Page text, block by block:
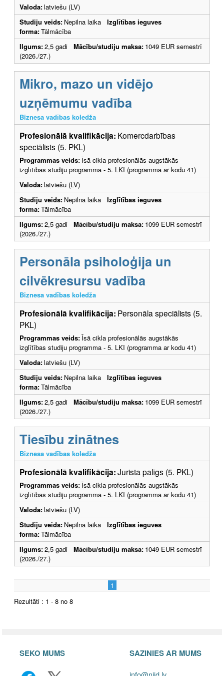
Valoda:latviešu (LV)
Studiju veids: Nepilna laika Izglītības ieguves
forma:Tālmācība
Ilgums:2,5 gadi Mācību/studiju maksa: 1049 EUR semestrī
(2026./27.)
Mikro, mazo un vidējo
uzņēmumu vadība
Biznesa vadības koledža
Profesionālā kvalifikācija: Komercdarbības
speciālists (5. PKL)
Programmas veids:Īsā cikla profesionālās augstākās
izglītības studiju programma - 5. LKI (programma ar kodu 41)
Valoda:latviešu (LV)
Studiju veids: Nepilna laika Izglītības ieguves
forma:Tālmācība
Ilgums:2,5 gadi Mācību/studiju maksa: 1099 EUR semestrī
(2026./27.)
Personāla psiholoģija un
cilvēkresursu vadība
Biznesa vadības koledža
Profesionālā kvalifikācija: Personāla speciālists (5.
PKL)
Programmas veids:Īsā cikla profesionālās augstākās
izglītības studiju programma - 5. LKI (programma ar kodu 41)
Valoda:latviešu (LV)
Studiju veids: Nepilna laika Izglītības ieguves
forma:Tālmācība
Ilgums:2,5 gadi Mācību/studiju maksa: 1099 EUR semestrī
(2026./27.)
Tiesību zinātnes
Biznesa vadības koledža
Profesionālā kvalifikācija:Jurista palīgs (5. PKL)
Programmas veids:Īsā cikla profesionālās augstākās
izglītības studiju programma - 5. LKI (programma ar kodu 41)
Valoda:latviešu (LV)
Studiju veids: Nepilna laika Izglītības ieguves
forma:Tālmācība
Ilgums:2,5 gadi Mācību/studiju maksa: 1049 EUR semestrī
(2026./27.)
1
Rezultāti : 1 - 8 no 8
SEKO MUMS SAZINIES AR MUMS